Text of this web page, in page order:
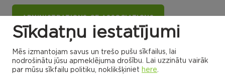
ADMINISTRATIONS OF ASSOCIATIONS
Dricānu apvienības
pārvalde
Nautrēnu apvienības
pārvalde
Sīkdatņu iestatījumi
Mēs izmantojam savus un trešo pušu sīkfailus, lai
nodrošinātu jūsu apmeklējuma drošību. Lai uzzinātu vairāk
par mūsu sīkfailu politiku, noklikšķiniet here.